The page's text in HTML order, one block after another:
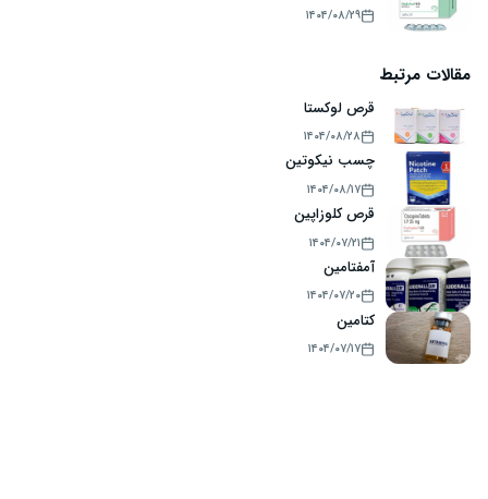
۱۴۰۴/۰۸/۲۹
مقالات مرتبط
قرص لوکستا
۱۴۰۴/۰۸/۲۸
چسب نیکوتین
۱۴۰۴/۰۸/۱۷
قرص کلوزاپین
۱۴۰۴/۰۷/۲۱
آمفتامین
۱۴۰۴/۰۷/۲۰
کتامین
۱۴۰۴/۰۷/۱۷